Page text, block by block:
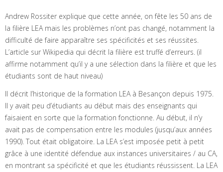
Andrew Rossiter explique que cette année, on fête les 50 ans de
la filière LEA mais les problèmes n’ont pas changé, notamment la
difficulté de faire apparaître ses spécificités et ses réussites.
L’article sur Wikipedia qui décrit la filière est truffé d’erreurs. (il
affirme notamment qu’il y a une sélection dans la filière et que les
étudiants sont de haut niveau)
Il décrit l’historique de la formation LEA à Besançon depuis 1975.
Il y avait peu d’étudiants au début mais des enseignants qui
faisaient en sorte que la formation fonctionne. Au début, il n’y
avait pas de compensation entre les modules (jusqu’aux années
1990). Tout était obligatoire. La LEA s’est imposée petit à petit
grâce à une identité défendue aux instances universitaires / au CA,
en montrant sa spécificité et que les étudiants réussissent. La LEA